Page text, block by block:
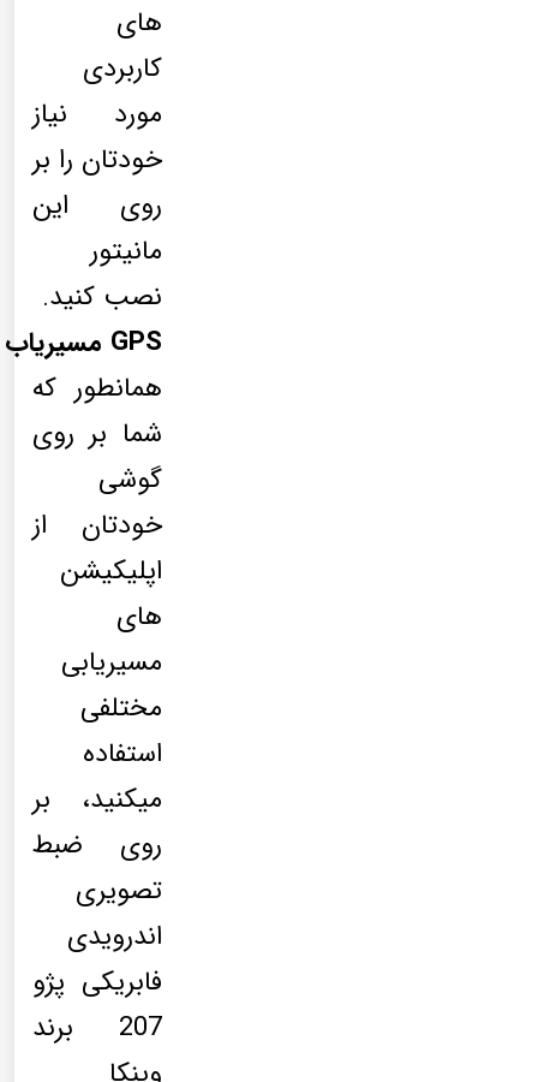
های
کاربردی
مورد نیاز
خودتان را بر
روی این
مانیتور
نصب کنید.
GPS مسیریاب
همانطور که
شما بر روی
گوشی
خودتان از
اپلیکیشن
های
مسیریابی
مختلفی
استفاده
میکنید، بر
روی ضبط
تصویری
اندرویدی
فابریکی پژو
207 برند